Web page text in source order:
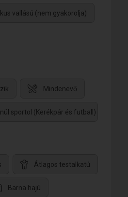
vallású (nem gyakorolja)
Mindenevő
sportol (Kerékpár és futball)
Átlagos testalkatú
Barna hajú